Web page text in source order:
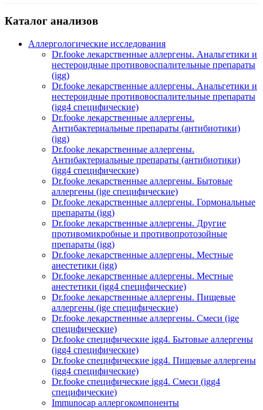
Каталог анализов
Аллергологические исследования
Dr.fooke лекарственные аллергены. Анальгетики и
нестероидные противовоспалительные препараты
(igg)
Dr.fooke лекарственные аллергены. Анальгетики и
нестероидные противовоспалительные препараты
(igg4 специфические)
Dr.fooke лекарственные аллергены.
Антибактериальные препараты (антибиотики)
(igg)
Dr.fooke лекарственные аллергены.
Антибактериальные препараты (антибиотики)
(igg4 специфические)
Dr.fooke лекарственные аллергены. Бытовые
аллергены (ige специфические)
Dr.fooke лекарственные аллергены. Гормональные
препараты (igg)
Dr.fooke лекарственные аллергены. Другие
противомикробные и противопротозойные
препараты (igg)
Dr.fooke лекарственные аллергены. Местные
анестетики (igg)
Dr.fooke лекарственные аллергены. Местные
анестетики (igg4 специфические)
Dr.fooke лекарственные аллергены. Пищевые
аллергены (ige специфические)
Dr.fooke лекарственные аллергены. Смеси (ige
специфические)
Dr.fooke специфические igg4. Бытовые аллергены
(igg4 специфические)
Dr.fooke специфические igg4. Пищевые аллергены
(igg4 специфические)
Dr.fooke специфические igg4. Смеси (igg4
специфические)
Immunocap аллергокомпоненты